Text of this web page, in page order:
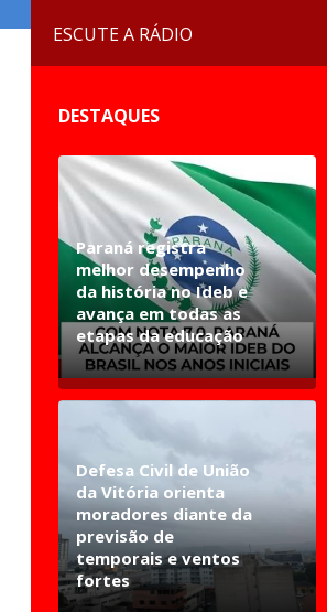
ESCUTE A RÁDIO
DESTAQUES
Paraná registra
melhor desempenho
da história no Ideb e
avança em todas as
etapas da educação
Defesa Civil de União
da Vitória orienta
moradores diante da
previsão de
temporais e ventos
fortes